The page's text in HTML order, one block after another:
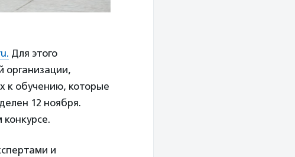
Для этого
организации,
к обучению, которые
12 ноября.
и